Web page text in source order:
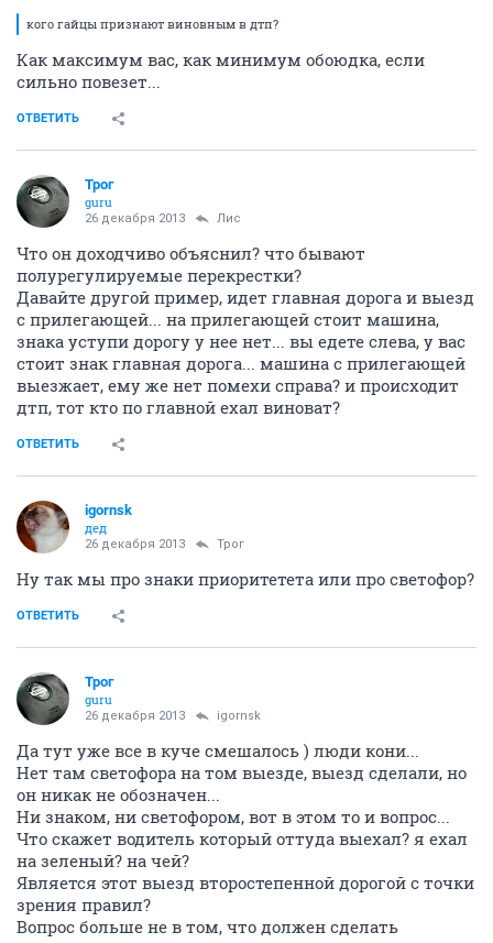
кого гайцы признают виновным в дтп?
Как максимум вас, как минимум обоюдка, если
сильно повезет...
ОТВЕТИТЬ
Трог
guru
26 декабря 2013 Лис
Что он доходчиво объяснил? что бывают
полурегулируемые перекрестки?
Давайте другой пример, идет главная дорога и выезд
с прилегающей... на прилегающей стоит машина,
знака уступи дорогу у нее нет... вы едете слева, у вас
стоит знак главная дорога... машина с прилегающей
выезжает, ему же нет помехи справа? и происходит
дтп, тот кто по главной ехал виноват?
ОТВЕТИТЬ
igornsk
дед
26 декабря 2013 Трог
Ну так мы про знаки приоритетета или про светофор?
ОТВЕТИТЬ
Трог
guru
26 декабря 2013 igornsk
Да тут уже все в куче смешалось ) люди кони...
Нет там светофора на том выезде, выезд сделали, но
он никак не обозначен...
Ни знаком, ни светофором, вот в этом то и вопрос...
Что скажет водитель который оттуда выехал? я ехал
на зеленый? на чей?
Является этот выезд второстепенной дорогой с точки
зрения правил?
Вопрос больше не в том, что должен сделать